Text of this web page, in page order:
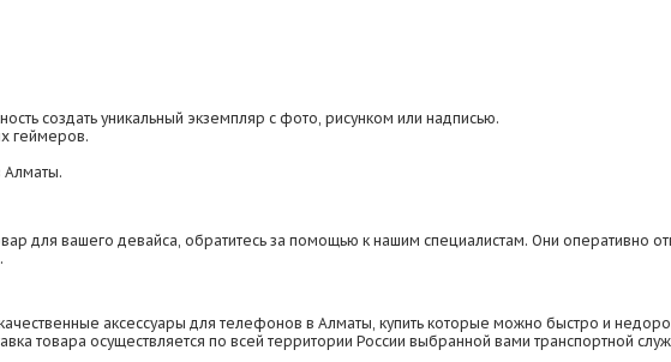
создать уникальный экземпляр с фото, рисунком или надписью.
геймеров.
Алматы.
для вашего девайса, обратитесь за помощью к нашим специалистам. Они оперативно
аксессуары для телефонов в Алматы, купить которые можно быстро и
товара осуществляется по всей территории России выбранной вами транспортной